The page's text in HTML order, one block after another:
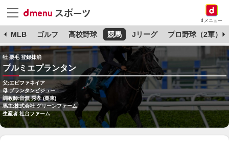
dメニュー
MLB ゴルフ 高校野球 競馬 Jリーグ プロ野球（2軍）
牡 栗毛 登録抹消
プルミエプランタン
父:エピファネイア
母:プランタンビジュー
調教師:音無 秀孝 (栗東)
馬主:株式会社 グリーンファーム
生産者:社台ファーム